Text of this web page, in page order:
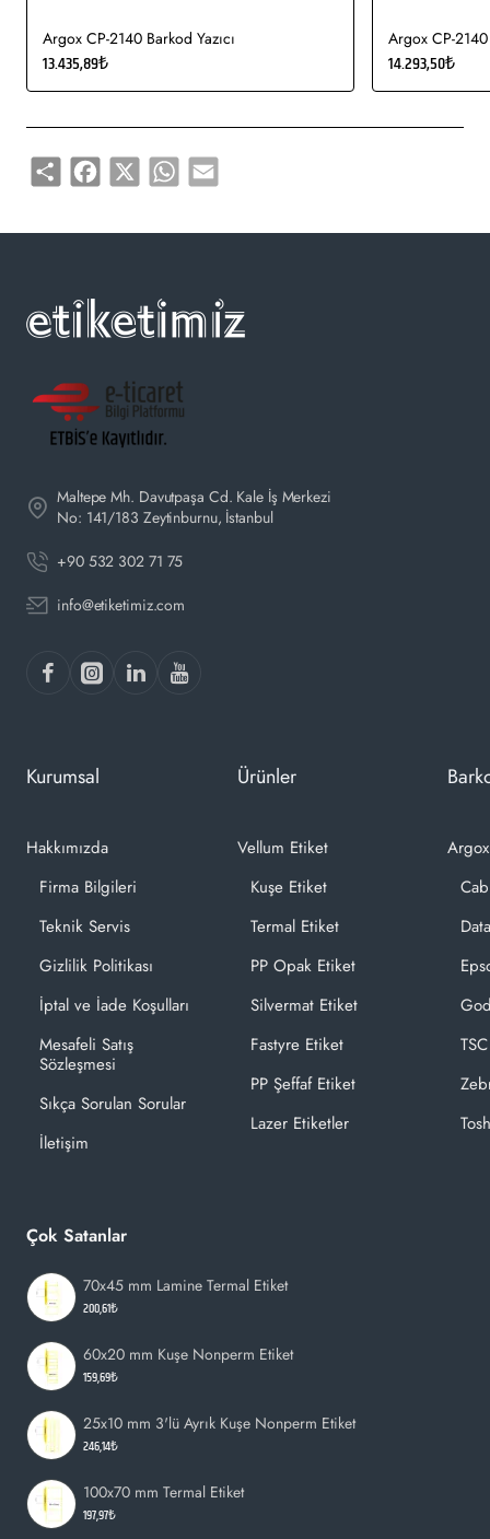
Argox CP-2140 Barkod Yazıcı
13.435,89₺
Argox CP-2140
14.293,50₺
Share Facebook
X WhatsApp
Email
Maltepe Mh. Davutpaşa Cd. Kale İş Merkezi
No: 141/183 Zeytinburnu, İstanbul
+90 532 302 71 75
info@etiketimiz.com
Kurumsal
Hakkımızda
Firma Bilgileri
Teknik Servis
Gizlilik Politikası
İptal ve İade Koşulları
Mesafeli Satış
Sözleşmesi
Sıkça Sorulan Sorular
İletişim
Ürünler
Vellum Etiket
Kuşe Etiket
Termal Etiket
PP Opak Etiket
Silvermat Etiket
Fastyre Etiket
PP Şeffaf Etiket
Lazer Etiketler
Çok Satanlar
70x45 mm Lamine Termal Etiket
200,61₺
60x20 mm Kuşe Nonperm Etiket
159,69₺
25x10 mm 3'lü Ayrık Kuşe Nonperm Etiket
246,14₺
100x70 mm Termal Etiket
197,97₺